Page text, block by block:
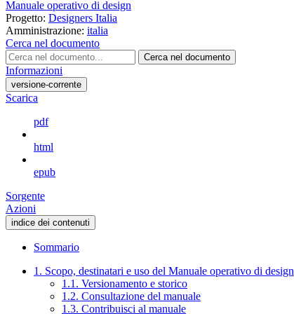
Manuale operativo di design
Progetto: Designers Italia
Amministrazione: italia
Cerca nel documento
Cerca nel documento
Informazioni
versione-corrente
Scarica
pdf
html
epub
Sorgente
Azioni
indice dei contenuti
Sommario
1. Scopo, destinatari e uso del Manuale operativo di design
1.1. Versionamento e storico
1.2. Consultazione del manuale
1.3. Contribuisci al manuale